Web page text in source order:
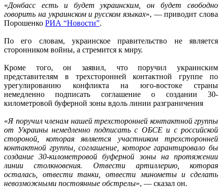
«Донбасс есть и будет украинским, он будет свободно
говорить на украинском и русском языках», — приводит слова
Порошенко РИА “Новости”.
По его словам, украинское правительство не является
сторонником войны, а стремится к миру.
Кроме того, он заявил, что поручил украинским
представителям в трехсторонней контактной группе по
урегулированию конфликта на юго-востоке страны
немедленно подписать соглашение о создании 30-
километровой буферной зоны вдоль линии разграничения
«Я поручил членам нашей трехсторонней контактной группы
от Украины немедленно подписать с ОБСЕ и с российской
стороной, которая является участником трехсторонней
контактной группы, соглашение, которое гарантировало бы
создание 30-километровой буферной зоны на протяжении
линии столкновения. Отвести артиллерию, которая
осталась, отвести танки, отвести минометы и сделать
невозможными постоянные обстрелы», — сказал он.